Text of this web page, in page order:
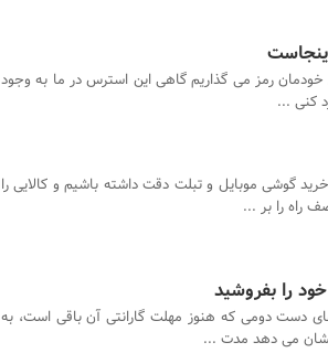
رمز می گذاریم گاهی این استرس در ما به وجود
کنی ...
گوشی موبایل و تبلت دقت داشته باشیم و کالایی را
راه را بر ...
را بفروشید
دست دومی که هنوز مهلت گارانتی آن باقی است، به
نشان می دهد مدت ...